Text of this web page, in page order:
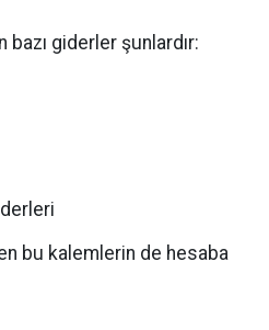
bazı giderler şunlardır:
bu kalemlerin de hesaba